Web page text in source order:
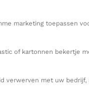
marketing toepassen
of kartonnen bekertje
verwerven met uw bedrijf,